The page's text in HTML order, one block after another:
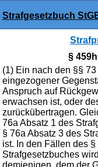
Strafgesetzbuch
§
(1) Ein nach den §§
eingezogener
Anspruch auf
erwachsen ist, oder
zurückübertragen.
76a Absatz 1 des
§ 76a Absatz 3 des
ist. In den Fällen des
Strafgesetzbuches
demjenigen, dem der